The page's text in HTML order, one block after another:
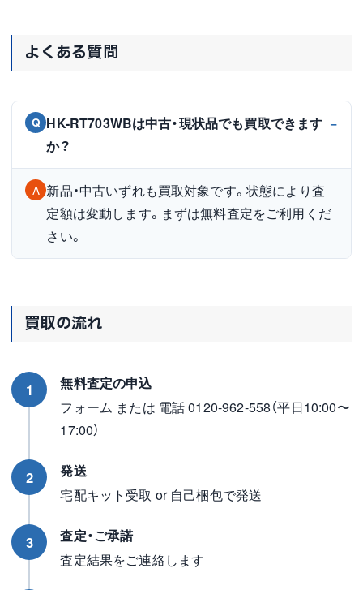
よくある質問
Q HK-RT703WBは中古・現状品でも買取できます
か？
A 新品・中古いずれも買取対象です。状態により査
定額は変動します。まずは無料査定をご利用くだ
さい。
買取の流れ
1
無料査定の申込
フォーム または 電話 0120-962-558（平日10:00〜
17:00）
2
発送
宅配キット受取 or 自己梱包で発送
3
査定・ご承諾
査定結果をご連絡します